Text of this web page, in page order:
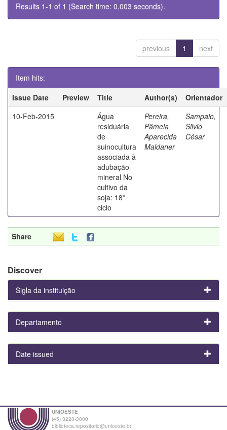
Results 1-1 of 1 (Search time: 0.003 seconds).
previous 1 next
Item hits:
Issue Date
Preview Title Author(s)
Orientador
10-Feb-2015
Água
residuária
de
suinocultura
associada à
adubação
mineral No
cultivo da
soja: 18º
ciclo
Pereira,
Pâmela
Aparecida
Maldaner
Sampaio,
Silvio
César
Share
Discover
Sigla da instituição
Departamento
Date issued
UNIOESTE
(45) 3220-3000
biblioteca.repositorio@unioeste.br